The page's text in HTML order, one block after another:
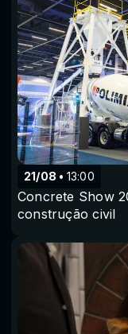
21/08 13:00
Concrete Show
construção civil